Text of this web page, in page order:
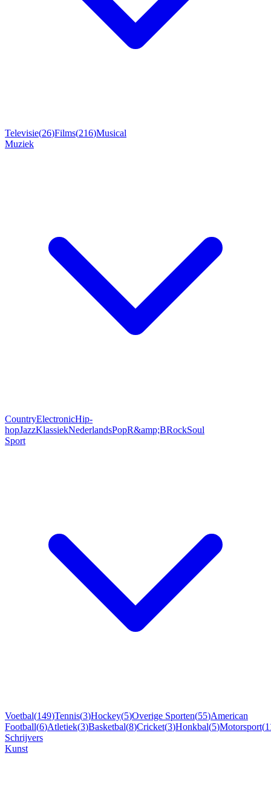
Televisie(26)Films(216)Musical
Muziek
CountryElectronicHip-
hopJazzKlassiekNederlandsPopR&amp;BRockSoul
Sport
Voetbal(149)Tennis(3)Hockey(5)Overige Sporten(55)American
Football(6)Atletiek(3)Basketbal(8)Cricket(3)Honkbal(5)Motorsport(
Schrijvers
Kunst